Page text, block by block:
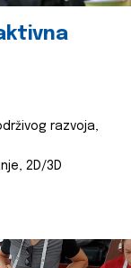
razvoja,
2D/3D